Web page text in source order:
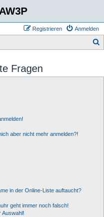
Anmelden
Registrieren
h
Fragen
aber nicht mehr anmelden?!
in der Online-Liste auftaucht?
geht immer noch falsch!
Auswahl!